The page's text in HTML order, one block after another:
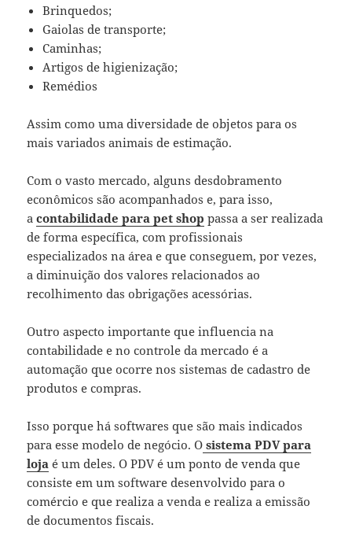
Brinquedos;
Gaiolas de transporte;
Caminhas;
Artigos de higienização;
Remédios
Assim como uma diversidade de objetos para os
mais variados animais de estimação.
Com o vasto mercado, alguns desdobramento
econômicos são acompanhados e, para isso,
acontabilidade para pet shop passa a ser realizada
de forma específica, com profissionais
especializados na área e que conseguem, por vezes,
a diminuição dos valores relacionados ao
recolhimento das obrigações acessórias.
Outro aspecto importante que influencia na
contabilidade e no controle da mercado é a
automação que ocorre nos sistemas de cadastro de
produtos e compras.
Isso porque há softwares que são mais indicados
para esse modelo de negócio. O sistema PDV para
loja é um deles. O PDV é um ponto de venda que
consiste em um software desenvolvido para o
comércio e que realiza a venda e realiza a emissão
de documentos fiscais.